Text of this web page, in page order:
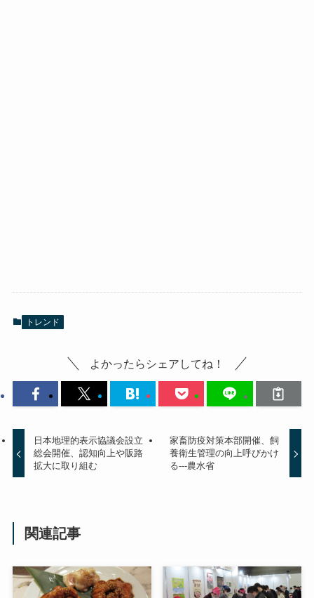
トレンド
よかったらシェアしてね！
日本地理的表示協議会設立
総会開催、認知向上や販路
拡大に取り組む
家畜防疫対策本部開催、飼
養衛生管理の向上呼びかけ
る---農水省
関連記事